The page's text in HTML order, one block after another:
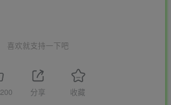
喜欢就支持一下吧
200 分享 收藏